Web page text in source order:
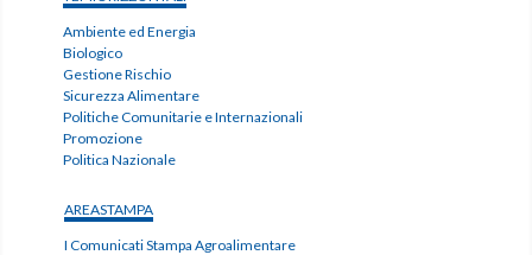
Ambiente ed Energia
Biologico
Gestione Rischio
Sicurezza Alimentare
Politiche Comunitarie e Internazionali
Promozione
Politica Nazionale
AREASTAMPA
I Comunicati Stampa Agroalimentare